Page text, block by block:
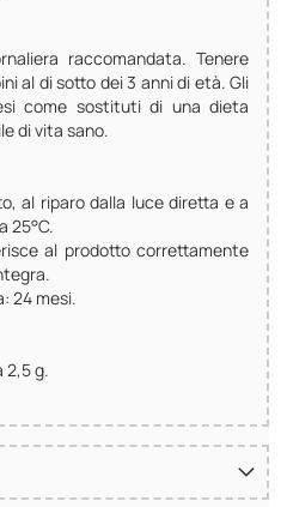
raccomandata. Tenere
al di sotto dei 3 anni di età. Gli
come sostituti di una dieta
di vita sano.
al riparo dalla luce diretta e a
25°C.
al prodotto correttamente
24 mesi.
2,5 g.